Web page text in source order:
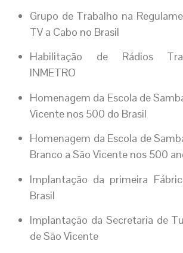
Grupo de Trabalho na
TV a Cabo no Brasil
Habilitação de Rádios
INMETRO
Homenagem da Escola de
Vicente nos 500 do Brasil
Homenagem da Escola de
Branco a São Vicente nos 500
Implantação da primeira
Brasil
Implantação da Secretaria de
de São Vicente